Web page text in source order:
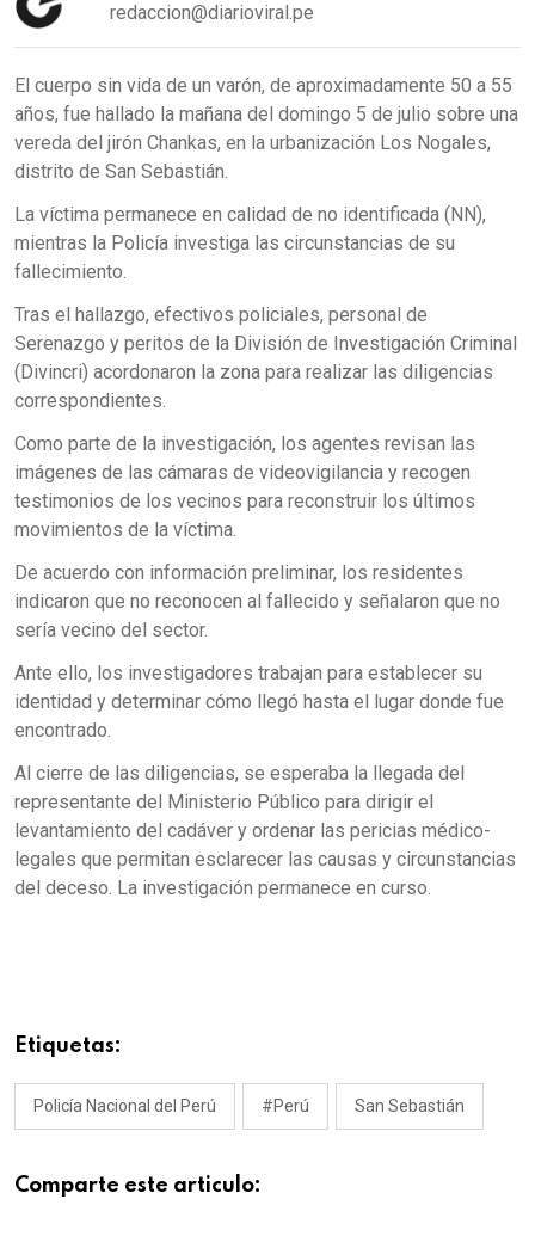
redaccion@diarioviral.pe
El cuerpo sin vida de un varón, de aproximadamente 50 a 55
años, fue hallado la mañana del domingo 5 de julio sobre una
vereda del jirón Chankas, en la urbanización Los Nogales,
distrito de San Sebastián.
La víctima permanece en calidad de no identificada (NN),
mientras la Policía investiga las circunstancias de su
fallecimiento.
Tras el hallazgo, efectivos policiales, personal de
Serenazgo y peritos de la División de Investigación Criminal
(Divincri) acordonaron la zona para realizar las diligencias
correspondientes.
Como parte de la investigación, los agentes revisan las
imágenes de las cámaras de videovigilancia y recogen
testimonios de los vecinos para reconstruir los últimos
movimientos de la víctima.
De acuerdo con información preliminar, los residentes
indicaron que no reconocen al fallecido y señalaron que no
sería vecino del sector.
Ante ello, los investigadores trabajan para establecer su
identidad y determinar cómo llegó hasta el lugar donde fue
encontrado.
Al cierre de las diligencias, se esperaba la llegada del
representante del Ministerio Público para dirigir el
levantamiento del cadáver y ordenar las pericias médico-
legales que permitan esclarecer las causas y circunstancias
del deceso. La investigación permanece en curso.
Etiquetas:
Policía Nacional del Perú #Perú San Sebastián
Comparte este articulo: